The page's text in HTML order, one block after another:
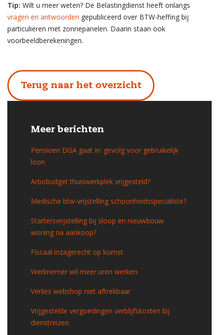
Tip: Wilt u meer weten? De Belastingdienst heeft onlangs
vragen en antwoorden gepubliceerd over BTW-heffing bij
particulieren met zonnepanelen. Daarin staan ook
voorbeeldberekeningen.
Terug naar het overzicht
Meer berichten
Pensioen DGA gaat in: gevolg voor gebruikelijk
loon
Arbobudget thuiswerkplek vrijgesteld?
Medische btw-vrijstelling schoonheidsspecialiste?
Startersvrijstelling bij sloop en nieuwbouw
woning na aankoop?
Fiscaal inzagerecht op komst
Werknemer wil meer uren werken
Verlies webshop niet aftrekbaar
Vrijgestelde vergoedingen verblijfskosten bij
dienstreizen